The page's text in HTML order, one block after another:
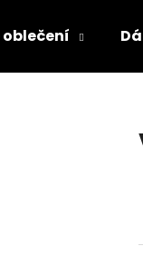
oblečení